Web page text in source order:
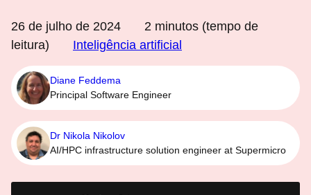
26 de julho de 2024 2 minutos (tempo de
leitura)
Inteligência artificial
Diane Feddema
Principal Software Engineer
Dr Nikola Nikolov
AI/HPC infrastructure solution engineer at Supermicro